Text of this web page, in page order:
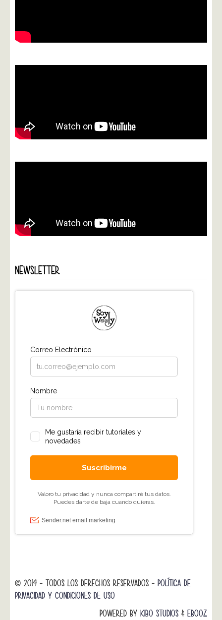
NEWSLETTER
© 2014 - TODOS LOS DERECHOS RESERVADOS - POLÍTICA DE
PRIVACIDAD Y CONDICIONES DE USO
POWERED BY KIBO STUDIOS & EBOOZ